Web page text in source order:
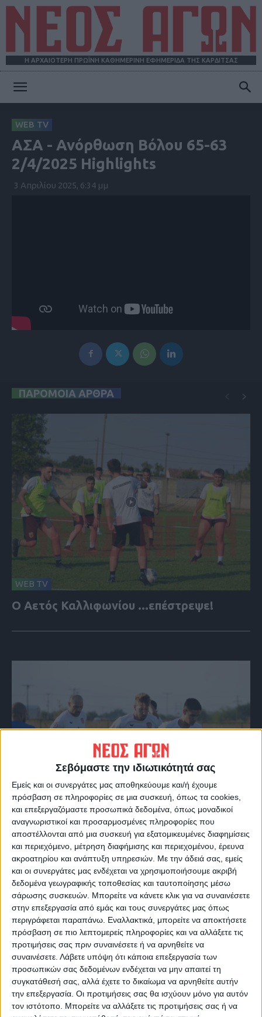
Σεβόμαστε την ιδιωτικότητά σας
Εμείς και οι συνεργάτες μας αποθηκεύουμε και/ή έχουμε
πρόσβαση σε πληροφορίες σε μια συσκευή, όπως τα cookies,
και επεξεργαζόμαστε προσωπικά δεδομένα, όπως μοναδικοί
αναγνωριστικοί και προσαρμοσμένες πληροφορίες που
αποστέλλονται από μια συσκευή για εξατομικευμένες διαφημίσεις
και περιεχόμενο, μέτρηση διαφήμισης και περιεχομένου, έρευνα
ακροατηρίου και ανάπτυξη υπηρεσιών. Με την άδειά σας, εμείς
και οι συνεργάτες μας ενδέχεται να χρησιμοποιήσουμε ακριβή
δεδομένα γεωγραφικής τοποθεσίας και ταυτοποίησης μέσω
σάρωσης συσκευών. Μπορείτε να κάνετε κλικ για να συναινέσετε
στην επεξεργασία από εμάς και τους συνεργάτες μας όπως
περιγράφεται παραπάνω. Εναλλακτικά, μπορείτε να αποκτήσετε
πρόσβαση σε πιο λεπτομερείς πληροφορίες και να αλλάξετε τις
προτιμήσεις σας πριν συναινέσετε ή να αρνηθείτε να
συναινέσετε. Λάβετε υπόψη ότι κάποια επεξεργασία των
προσωπικών σας δεδομένων ενδέχεται να μην απαιτεί τη
συγκατάθεσή σας, αλλά έχετε το δικαίωμα να αρνηθείτε αυτήν
την επεξεργασία. Οι προτιμήσεις σας θα ισχύουν μόνο για αυτόν
τον ιστότοπο. Μπορείτε να αλλάξετε τις προτιμήσεις σας ή να
Η ΑΡΧΑΙΟΤΕΡΗ ΠΡΩΪΝΗ ΚΑΘΗΜΕΡΙΝΗ ΕΦΗΜΕΡΙΔΑ ΤΗΣ ΚΑΡΔΙΤΣΑΣ
ΑΓΩΝ
WEB TV
ΑΣΑ - Ανόρθωση Βόλου 65-63
2/4/2025 Highlights
3 Απριλίου 2025, 6:34 μμ
ΠΑΡΟΜΟΙΑ ΑΡΘΡΑ
WEB TV
Ο Αετός Καλλιφωνίου ...επέστρεψε!
WEB TV
Προετοιμασία Δόξας Μασχολουρίου